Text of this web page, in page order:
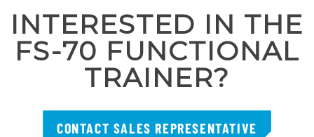
INTERESTED IN THE
FS-70 FUNCTIONAL
TRAINER?
CONTACT SALES REPRESENTATIVE